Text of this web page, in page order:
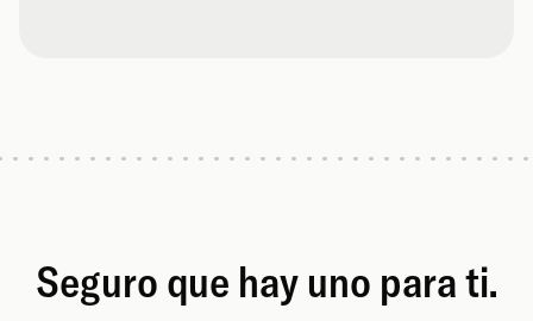
Seguro que hay uno para ti.